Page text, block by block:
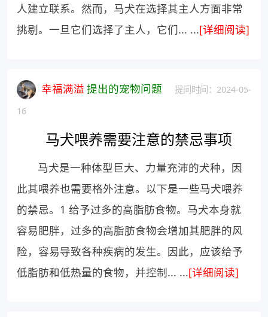
人建立联系。然而，马犬在选择其主人方面非常
挑剔。一旦它们选择了主人，它们... ...[详细阅读]
幸福满溢 提出的宠物问题
提问时间：2024-05-
16
马犬喂养需要注意的禁忌事项
马犬是一种体型巨大、力量充沛的犬种，因
此其喂养也需要格外注意。以下是一些马犬喂养
的禁忌。1 给予过多的高脂肪食物。马犬本身就
容易肥胖，过多的高脂肪食物会增加其肥胖的风
险，容易导致各种疾病的发生。因此，应该给予
低脂肪和低热量的食物，并控制... ...[详细阅读]